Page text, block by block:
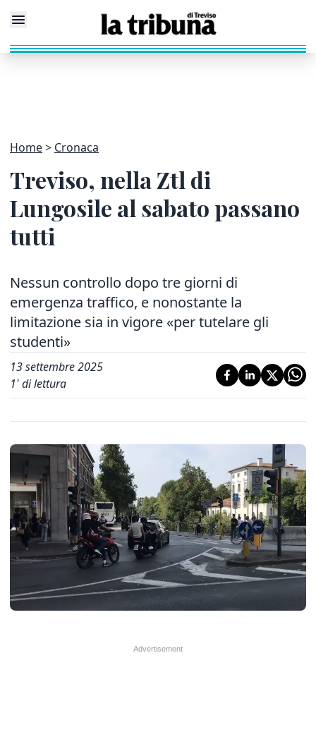
Home Cronaca
Treviso, nella Ztl di
Lungosile al sabato passano
tutti
Nessun controllo dopo tre giorni di
emergenza traffico, e nonostante la
limitazione sia in vigore «per tutelare gli
studenti»
13 settembre 2025
1' di lettura